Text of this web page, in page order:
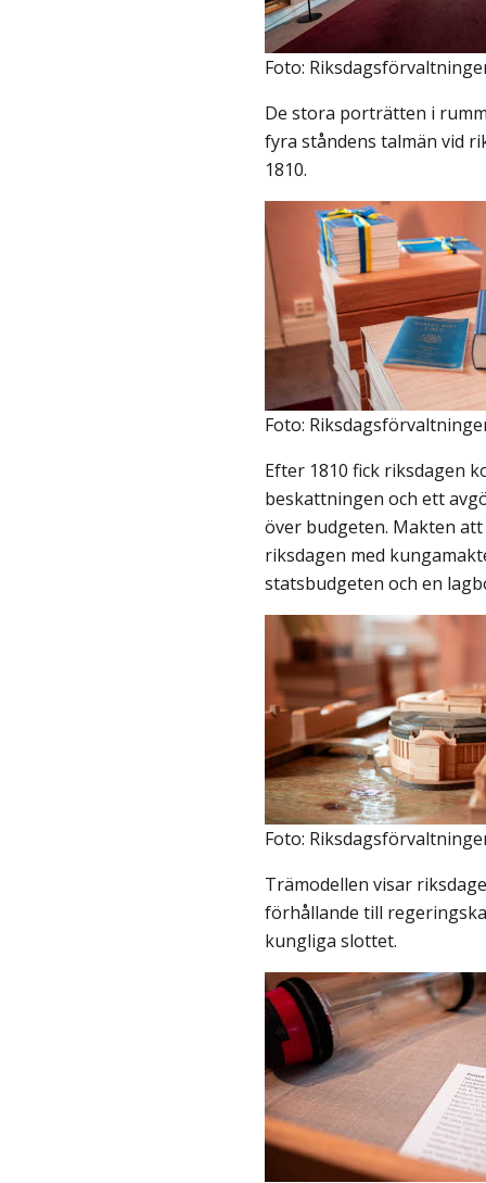
Foto:
De stora porträtten i
fyra ståndens talmän vid
1810.
Foto:
Efter 1810 fick riksdagen
beskattningen och ett
över budgeten. Makten
riksdagen med
statsbudgeten och en
Foto:
Trämodellen visar
förhållande till
kungliga slottet.